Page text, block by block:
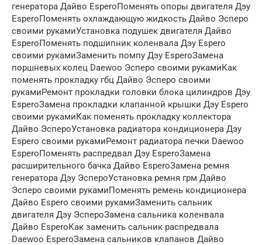
генератора Дайво EsperoПоменять опоры двигателя Дэу
EsperoПоменять охлаждающую жидкость Дайво Эсперо
своими рукамиУстановка подушек двигателя Дайво
EsperoПоменять подшипник коленвала Дэу Espero
своими рукамиЗаменить помпу Дэу EsperoЗамена
поршневых колец Daewoo Эсперо своими рукамиКак
поменять прокладку гбц Дайво Эсперо своими
рукамиРемонт прокладки головки блока цилиндров Дэу
EsperoЗамена прокладки клапанной крышки Дэу Espero
своими рукамиКак поменять прокладку коллектора
Дайво ЭспероУстановка радиатора кондиционера Дэу
Espero своими рукамиРемонт радиатора печки Daewoo
EsperoПоменять распредвал Дэу EsperoЗамена
расширительного бачка Дайво EsperoЗамена ремня
генератора Дэу ЭспероУстановка ремня грм Дайво
Эсперо своими рукамиПоменять ремень кондиционера
Дайво Espero своими рукамиЗаменить сальник
двигателя Дэу ЭспероЗамена сальника коленвала
Дайво EsperoКак заменить сальник распредвала
Daewoo EsperoЗамена сальников клапанов Дайво